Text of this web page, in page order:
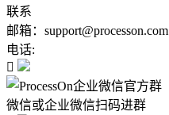
联系
邮箱：support@processon.com
电话:

微信或企业微信扫码进群